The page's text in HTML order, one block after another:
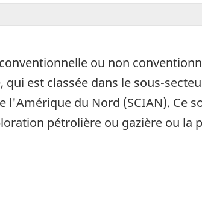
ou non
est classée dans le sous-
l'Amérique du Nord (SCIAN). Ce
pétrolière ou gazière ou la